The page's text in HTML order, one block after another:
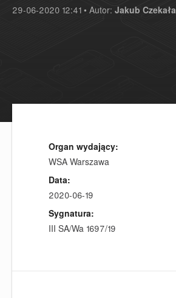
29-06-2020 12:41 • Autor: Jakub Czekała
Organ wydający:
WSA Warszawa
Data:
2020-06-19
Sygnatura:
III SA/Wa 1697/19